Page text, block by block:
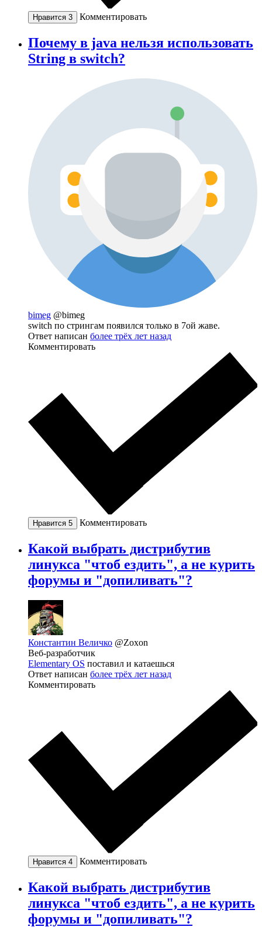
Нравится 3 Комментировать
Почему в java нельзя использовать
String в switch?
bimeg @bimeg
switch по стрингам появился только в 7ой жаве.
Ответ написан более трёх лет назад
Комментировать
Нравится 5 Комментировать
Какой выбрать дистрибутив
линукса "чтоб ездить", а не курить
форумы и "допиливать"?
Константин Величко @Zoxon
Веб-разработчик
Elementary OS поставил и катаешься
Ответ написан более трёх лет назад
Комментировать
Нравится 4 Комментировать
Какой выбрать дистрибутив
линукса "чтоб ездить", а не курить
форумы и "допиливать"?